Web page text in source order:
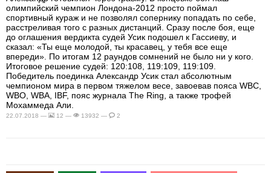
олимпийский чемпион Лондона-2012 просто поймал
спортивный кураж и не позволял сопернику попадать по себе,
расстреливая того с разных дистанций. Сразу после боя, еще
до оглашения вердикта судей Усик подошел к Гассиеву, и
сказал: «Ты еще молодой, ты красавец, у тебя все еще
впереди». По итогам 12 раундов сомнений не было ни у кого.
Итоговое решение судей: 120:108, 119:109, 119:109.
Победитель поединка Александр Усик стал абсолютным
чемпионом мира в первом тяжелом весе, завоевав пояса WBC,
WBO, WBA, IBF, пояс журнала The Ring, а также трофей
Мохаммеда Али.
22.07.2018 — 12 — 13932 — 2